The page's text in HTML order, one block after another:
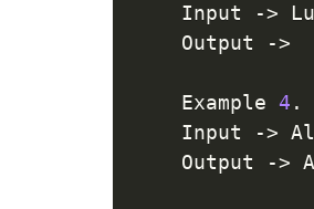
    Input
->
    Output
->
    Example
4 .
    Input
->
    Output
->